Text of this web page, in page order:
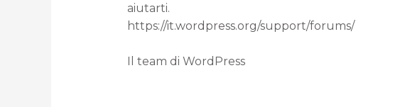
aiutarti.
https://it.wordpress.org/support/forums/
Il team di WordPress